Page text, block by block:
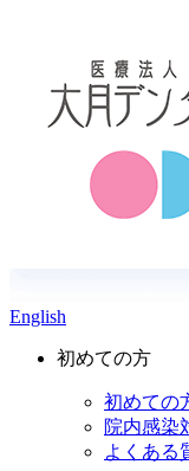
English
初めての方
初めての
院内感染
よくある